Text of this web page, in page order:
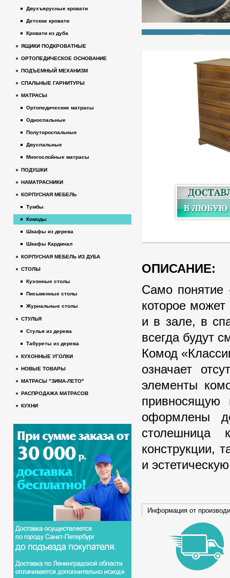
ОПИСАНИЕ:
Само понятие
которое
и в зале, в
всегда будут
Комод
означает
элементы
оформлены
столешница
конструкции,
и
Информация от
Двухъярусные кровати
Детские кровати
Кровати из дуба
ЯЩИКИ ПОДКРОВАТНЫЕ
ОРТОПЕДИЧЕСКОЕ ОСНОВАНИЕ
ПОДЪЕМНЫЙ МЕХАНИЗМ
СПАЛЬНЫЕ ГАРНИТУРЫ
МАТРАСЫ
Ортопедические матрасы
Односпальные
Полутороспальные
Двуспальные
Многослойные матрасы
ПОДУШКИ
НАМАТРАСНИКИ
КОРПУСНАЯ МЕБЕЛЬ
Тумбы
Комоды
Шкафы из дерева
Шкафы Кардинал
КОРПУСНАЯ МЕБЕЛЬ ИЗ ДУБА
СТОЛЫ
Кухонные столы
Письменные столы
Журнальные столы
СТУЛЬЯ
Стулья из дерева
Табуреты из дерева
КУХОННЫЕ УГОЛКИ
НОВЫЕ ТОВАРЫ
МАТРАСЫ "ЗИМА-ЛЕТО"
РАСПРОДАЖА МАТРАСОВ
КУХНИ